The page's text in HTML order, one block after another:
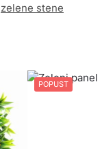
zelene stene
POPUST